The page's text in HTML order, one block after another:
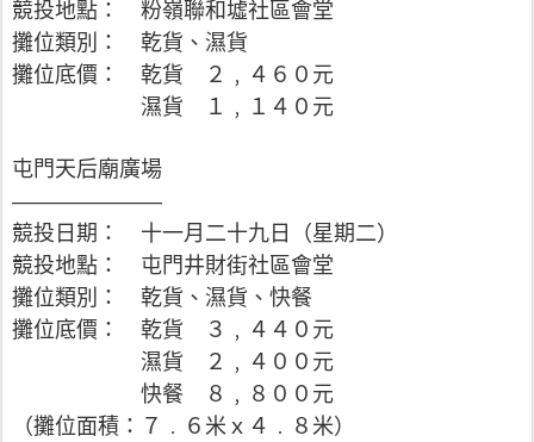
競投地點： 粉嶺聯和墟社區會堂
攤位類別： 乾貨、濕貨
攤位底價： 乾貨 ２﹐４６０元
濕貨 １﹐１４０元
屯門天后廟廣場
———————
競投日期： 十一月二十九日（星期二）
競投地點： 屯門井財街社區會堂
攤位類別： 乾貨、濕貨、快餐
攤位底價： 乾貨 ３﹐４４０元
濕貨 ２﹐４００元
快餐 ８﹐８００元
（攤位面積：７﹒６米ｘ４﹒８米）